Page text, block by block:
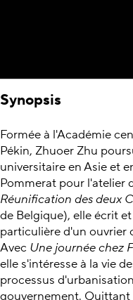
Synopsis
Formée à l'Académie
Pékin, Zhuoer Zhu
universitaire en Asie et
Pommerat pour l'atelier
Réunification des deux
de Belgique), elle écrit
particulière d'un ouvrier
Avec Une journée chez
elle s'intéresse à la vie
processus
gouvernement. Quittant